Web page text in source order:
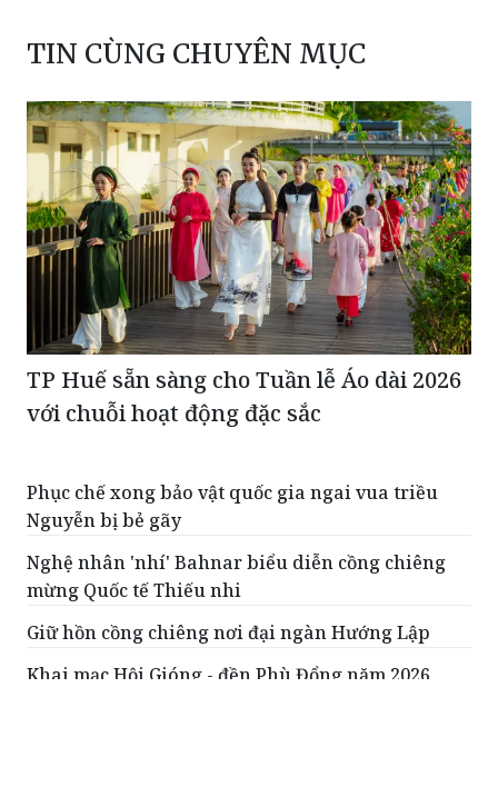
TIN CÙNG CHUYÊN MỤC
TP Huế sẵn sàng cho Tuần lễ Áo dài 2026
với chuỗi hoạt động đặc sắc
Phục chế xong bảo vật quốc gia ngai vua triều
Nguyễn bị bẻ gãy
Nghệ nhân 'nhí' Bahnar biểu diễn cồng chiêng
mừng Quốc tế Thiếu nhi
Giữ hồn cồng chiêng nơi đại ngàn Hướng Lập
Khai mạc Hội Gióng - đền Phù Đổng năm 2026